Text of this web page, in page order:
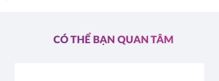
CÓ THỂ BẠN QUAN TÂM